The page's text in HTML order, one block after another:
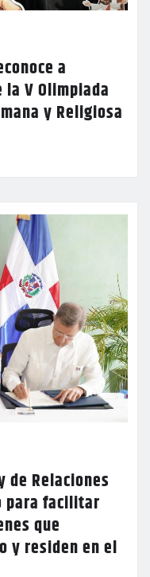
a
V Olimpiada
y Religiosa
de Relaciones
para facilitar
que
y residen en el